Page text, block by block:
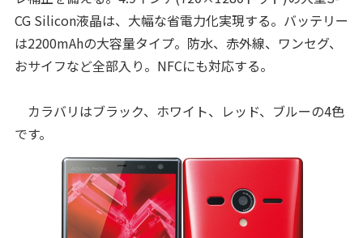
CG Silicon液晶は、大幅な省電力化実現する。バッテリー
は2200mAhの大容量タイプ。防水、赤外線、ワンセグ、
おサイフなど全部入り。NFCにも対応する。
カラバリはブラック、ホワイト、レッド、ブルーの4色
です。